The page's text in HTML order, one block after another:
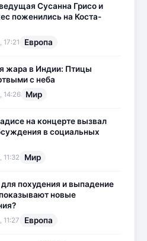
Сусанна Грисо и
поженились на Коста-
17:21 Европа
жара в Индии: Птицы
с неба
14:26 Мир
на концерте вызвал
в социальных
11:32 Мир
похудения и выпадение
новые
11:27 Европа